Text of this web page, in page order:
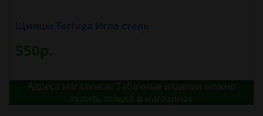
550р.
Адреса магазинов. Табачные изделия можно
купить только в магазинах